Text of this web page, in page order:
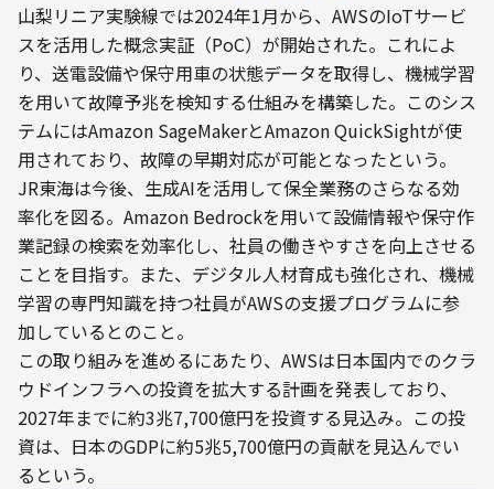
山梨リニア実験線では2024年1月から、AWSのIoTサービ
スを活用した概念実証（PoC）が開始された。これによ
り、送電設備や保守用車の状態データを取得し、機械学習
を用いて故障予兆を検知する仕組みを構築した。このシス
テムにはAmazon SageMakerとAmazon QuickSightが使
用されており、故障の早期対応が可能となったという。
JR東海は今後、生成AIを活用して保全業務のさらなる効
率化を図る。Amazon Bedrockを用いて設備情報や保守作
業記録の検索を効率化し、社員の働きやすさを向上させる
ことを目指す。また、デジタル人材育成も強化され、機械
学習の専門知識を持つ社員がAWSの支援プログラムに参
加しているとのこと。
この取り組みを進めるにあたり、AWSは日本国内でのクラ
ウドインフラへの投資を拡大する計画を発表しており、
2027年までに約3兆7,700億円を投資する見込み。この投
資は、日本のGDPに約5兆5,700億円の貢献を見込んでい
るという。